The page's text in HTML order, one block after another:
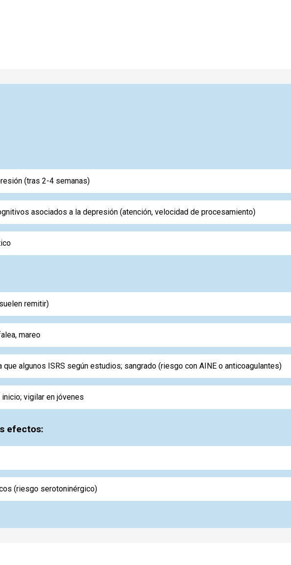
(tras 2-4 semanas)
asociados a la depresión (atención, velocidad de procesamiento)
remitir)
mareo
algunos ISRS según estudios; sangrado (riesgo con AINE o anticoagulantes)
vigilar en jóvenes
efectos:
(riesgo serotoninérgico)